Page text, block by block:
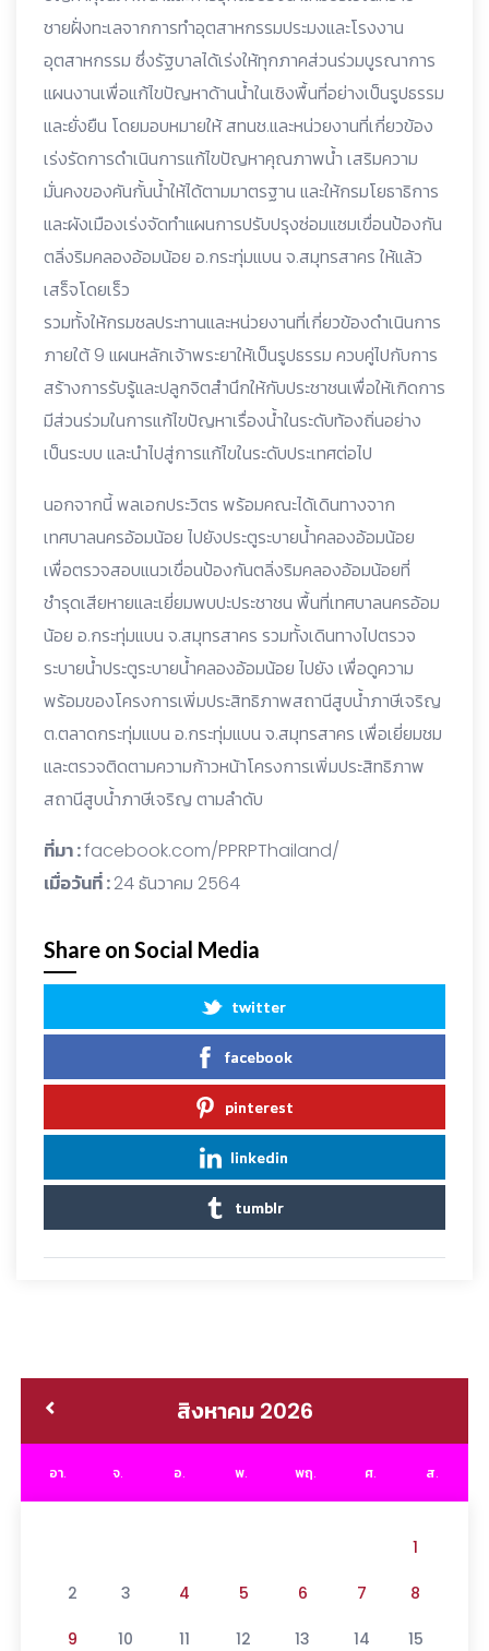
ชายฝั่งทะเลจากการทำอุตสาหกรรมประมงและโรงงาน
อุตสาหกรรม ซึ่งรัฐบาลได้เร่งให้ทุกภาคส่วนร่วมบูรณาการ
แผนงานเพื่อแก้ไขปัญหาด้านน้ำในเชิงพื้นที่อย่างเป็นรูปธรรม
และยั่งยืน โดยมอบหมายให้ สทนช.และหน่วยงานที่เกี่ยวข้อง
เร่งรัดการดำเนินการแก้ไขปัญหาคุณภาพน้ำ เสริมความ
มั่นคงของคันกั้นน้ำให้ได้ตามมาตรฐาน และให้กรมโยธาธิการ
และผังเมืองเร่งจัดทำแผนการปรับปรุงซ่อมแซมเขื่อนป้องกัน
ตลิ่งริมคลองอ้อมน้อย อ.กระทุ่มแบน จ.สมุทรสาคร ให้แล้ว
เสร็จโดยเร็ว
รวมทั้งให้กรมชลประทานและหน่วยงานที่เกี่ยวข้องดำเนินการ
ภายใต้ 9 แผนหลักเจ้าพระยาให้เป็นรูปธรรม ควบคู่ไปกับการ
สร้างการรับรู้และปลูกจิตสำนึกให้กับประชาชนเพื่อให้เกิดการ
มีส่วนร่วมในการแก้ไขปัญหาเรื่องน้ำในระดับท้องถิ่นอย่าง
เป็นระบบ และนำไปสู่การแก้ไขในระดับประเทศต่อไป
นอกจากนี้ พลเอกประวิตร พร้อมคณะได้เดินทางจาก
เทศบาลนครอ้อมน้อย ไปยังประตูระบายน้ำคลองอ้อมน้อย
เพื่อตรวจสอบแนวเขื่อนป้องกันตลิ่งริมคลองอ้อมน้อยที่
ชำรุดเสียหายและเยี่ยมพบปะประชาชน พื้นที่เทศบาลนครอ้อม
น้อย อ.กระทุ่มแบน จ.สมุทรสาคร รวมทั้งเดินทางไปตรวจ
ระบายน้ำประตูระบายน้ำคลองอ้อมน้อย ไปยัง เพื่อดูความ
พร้อมของโครงการเพิ่มประสิทธิภาพสถานีสูบน้ำภาษีเจริญ
ต.ตลาดกระทุ่มแบน อ.กระทุ่มแบน จ.สมุทรสาคร เพื่อเยี่ยมชม
และตรวจติดตามความก้าวหน้าโครงการเพิ่มประสิทธิภาพ
สถานีสูบน้ำภาษีเจริญ ตามลำดับ
ที่มา :facebook.com/PPRPThailand/
เมื่อวันที่ :24 ธันวาคม 2564
Share on Social Media
twitter
facebook
pinterest
linkedin
tumblr
สิงหาคม 2026
อา. จ. อ. พ. พฤ. ศ. ส.
1
2 3 4 5 6 7 8
9 10 11 12 13 14 15